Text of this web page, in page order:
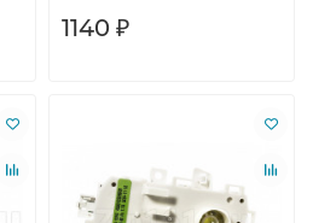
1140 ₽